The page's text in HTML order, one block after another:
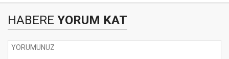
HABERE YORUM KAT